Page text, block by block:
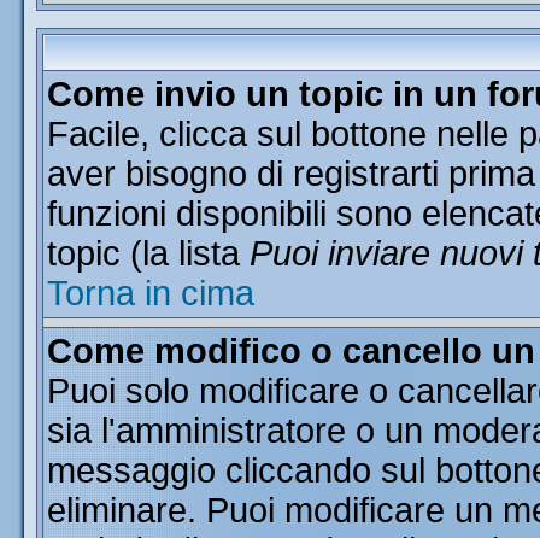
Come invio un topic in un
Facile, clicca sul bottone nelle
aver bisogno di registrarti
funzioni disponibili sono
topic (la lista Puoi inviare nuovi
Torna in cima
Come modifico o cancello
Puoi solo modificare o
sia l'amministratore o un
messaggio cliccando sul
eliminare. Puoi modificare un